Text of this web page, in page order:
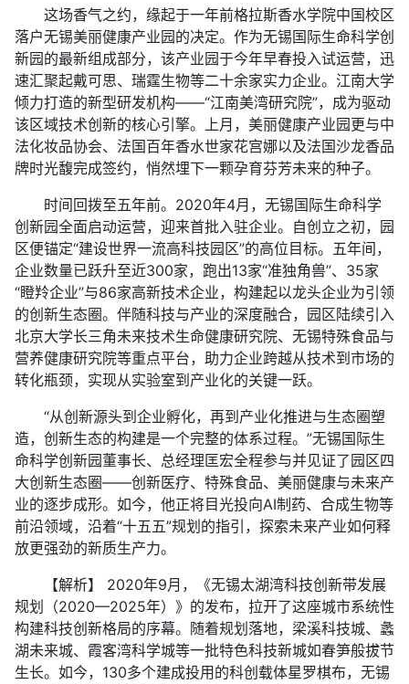
这场香气之约，缘起于一年前格拉斯香水学院中国校区
落户无锡美丽健康产业园的决定。作为无锡国际生命科学创
新园的最新组成部分，该产业园于今年早春投入试运营，迅
速汇聚起戴可思、瑞霆生物等二十余家实力企业。江南大学
倾力打造的新型研发机构——“江南美湾研究院”，成为驱动
该区域技术创新的核心引擎。上月，美丽健康产业园更与中
法化妆品协会、法国百年香水世家花宫娜以及法国沙龙香品
牌时光馥完成签约，悄然埋下一颗孕育芬芳未来的种子。
时间回拨至五年前。2020年4月，无锡国际生命科学
创新园全面启动运营，迎来首批入驻企业。自创立之初，园
区便锚定“建设世界一流高科技园区”的高位目标。五年间，
企业数量已跃升至近300家，跑出13家“准独角兽”、35家
“瞪羚企业”与86家高新技术企业，构建起以龙头企业为引领
的创新生态圈。伴随科技与产业的深度融合，园区陆续引入
北京大学长三角未来技术生命健康研究院、无锡特殊食品与
营养健康研究院等重点平台，助力企业跨越从技术到市场的
转化瓶颈，实现从实验室到产业化的关键一跃。
“从创新源头到企业孵化，再到产业化推进与生态圈塑
造，创新生态的构建是一个完整的体系过程。”无锡国际生
命科学创新园董事长、总经理匡宏全程参与并见证了园区四
大创新生态圈——创新医疗、特殊食品、美丽健康与未来产
业的逐步成形。如今，他正将目光投向AI制药、合成生物等
前沿领域，沿着“十五五”规划的指引，探索未来产业如何释
放更强劲的新质生产力。
【解析】 2020年9月，《无锡太湖湾科技创新带发展
规划（2020—2025年）》的发布，拉开了这座城市系统性
构建科技创新格局的序幕。随着规划落地，梁溪科技城、蠡
湖未来城、霞客湾科学城等一批特色科技新城如春笋般拔节
生长。如今，130多个建成投用的科创载体星罗棋布，无锡